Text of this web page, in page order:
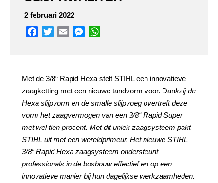
2 februari 2022
Facebook
TwitterEmail Messenger
Met de 3/8“ Rapid Hexa stelt STIHL een innovatieve
zaagketting met een nieuwe tandvorm voor. Dankzij de
Hexa slijpvorm en de smalle slijpvoeg overtreft deze
vorm het zaagvermogen van een 3/8“ Rapid Super
met wel tien procent. Met dit uniek zaagsysteem pakt
STIHL uit met een wereldprimeur. Het nieuwe STIHL
3/8“ Rapid Hexa zaagsysteem ondersteunt
professionals in de bosbouw effectief en op een
innovatieve manier bij hun dagelijkse werkzaamheden.